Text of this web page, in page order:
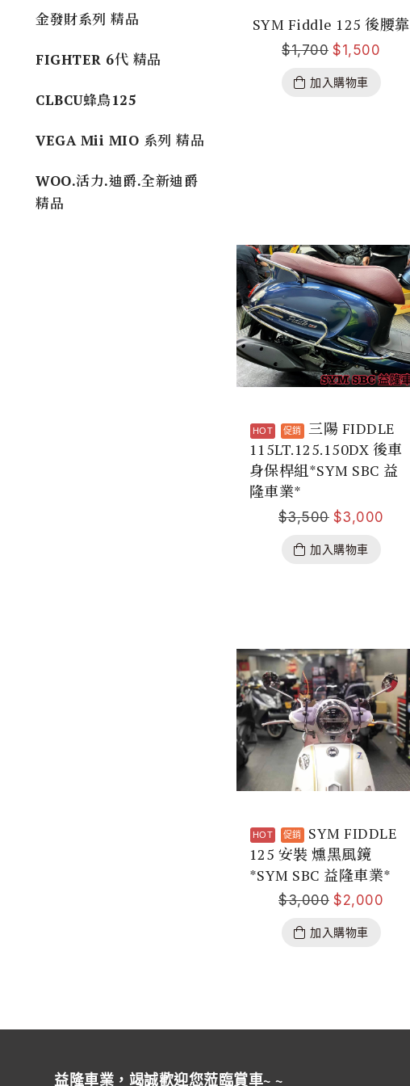
金發財系列 精品
FIGHTER 6代 精品
CLBCU蜂鳥125
VEGA Mii MIO 系列 精品
WOO.活力.迪爵.全新迪爵
精品
SYM Fiddle 125 後腰靠
$1,700 $1,500
加入購物車
三陽 FIDDLE
115LT.125.150DX 後車
身保桿組*SYM SBC 益
隆車業*
$3,500 $3,000
加入購物車
SYM FIDDLE
125 安裝 燻黑風鏡
*SYM SBC 益隆車業*
$3,000 $2,000
加入購物車
益隆車業，竭誠歡迎您蒞臨賞車~ ~